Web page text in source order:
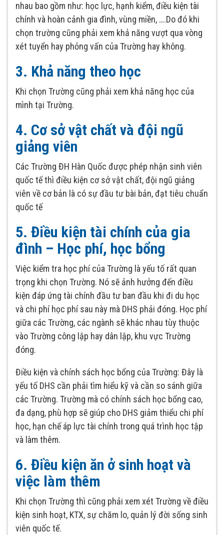
nhau bao gồm như: học lực, hạnh kiểm, điều kiện tài
chính và hoàn cảnh gia đình, vùng miền, ….Do đó khi
chọn trường cũng phải xem khả năng vượt qua vòng
xét tuyển hay phỏng vấn của Trường hay không.
3. Khả năng theo học
Khi chọn Trường cũng phải xem khả năng học của
mình tại Trường.
4. Cơ sở vật chất và đội ngũ
giảng viên
Các Trường ĐH Hàn Quốc được phép nhận sinh viên
quốc tế thì điều kiện cơ sở vật chất, đội ngũ giảng
viên về cơ bản là có sự đầu tư bài bản, đạt tiêu chuẩn
quốc tế
5. Điều kiện tài chính của gia
đình – Học phí, học bổng
Việc kiểm tra học phí của Trường là yếu tố rất quan
trọng khi chọn Trường. Nó sẽ ảnh hưởng đến điều
kiện đáp ứng tài chính đầu tư ban đầu khi đi du học
và chi phí học phí sau này mà DHS phải đóng. Học phí
giữa các Trường, các ngành sẽ khác nhau tùy thuộc
vào Trường công lập hay dân lập, khu vực Trường
đóng.
Điều kiện và chính sách học bổng của Trường: Đây là
yếu tố DHS cần phải tìm hiểu kỹ và cần so sánh giữa
các Trường. Trường mà có chính sách học bổng cao,
đa dạng, phù hợp sẽ giúp cho DHS giảm thiểu chi phí
học, hạn chế áp lực tài chính trong quá trình học tập
và làm thêm.
6. Điều kiện ăn ở sinh hoạt và
việc làm thêm
Khi chọn Trường thì cũng phải xem xét Trường về điều
kiện sinh hoạt, KTX, sự chăm lo, quản lý đời sống sinh
viên quốc tế.